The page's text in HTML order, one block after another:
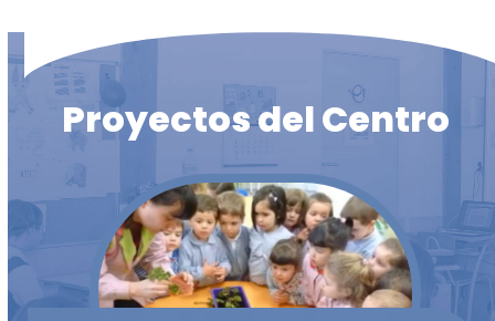
Proyectosdel Centro